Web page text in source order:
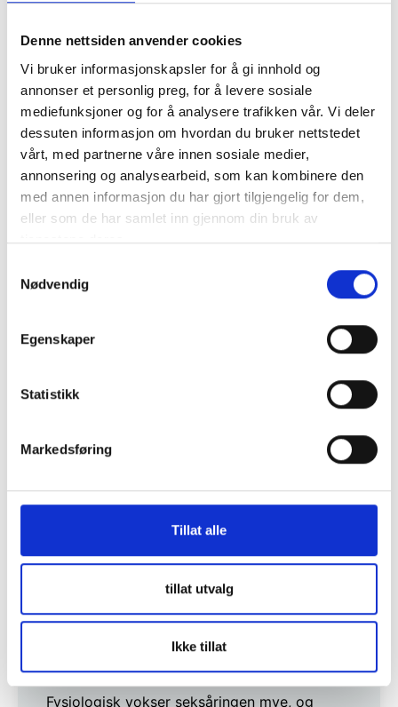
Denne nettsiden anvender cookies
Vi bruker informasjonskapsler for å gi innhold og
annonser et personlig preg, for å levere sosiale
mediefunksjoner og for å analysere trafikken vår. Vi deler
dessuten informasjon om hvordan du bruker nettstedet
vårt, med partnerne våre innen sosiale medier,
annonsering og analysearbeid, som kan kombinere den
med annen informasjon du har gjort tilgjengelig for dem,
eller som de har samlet inn gjennom din bruk av
tjenestene deres.
Nødvendig
Egenskaper
Statistikk
Markedsføring
Tillat alle
tillat utvalg
Ikke tillat
Mange barn gir uttrykk for at det de ønsker
seg mest av alt, er at foreldrene setter av tid
til å være sammen med dem i adventstiden
og…
Den utrolige og urolige 6-åringen
Fysiologisk vokser seksåringen mye, og